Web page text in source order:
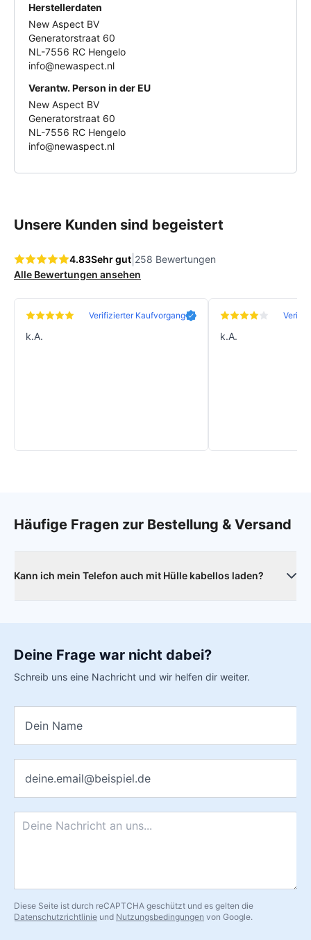
Schütze, was Dir wichtig ist - entdecke jetzt das
vielfältige Sortiment von Mobilize und finde das
perfekte Zubehör für Dein Smartphone. Verlass Dich
auf Qualität, die den Unterschied macht!
Herstellerdaten
New Aspect BV
Generatorstraat 60
NL-7556 RC Hengelo
info@newaspect.nl
Verantw. Person in der EU
New Aspect BV
Generatorstraat 60
NL-7556 RC Hengelo
info@newaspect.nl
Unsere Kunden sind begeistert
4.83Sehr gut 258 Bewertungen
Alle Bewertungen ansehen
Verifizierter Kaufvorgang
k.A. k.A.
Häufige Fragen zur Bestellung & Versand
Kann ich mein Telefon auch mit Hülle kabellos laden?
Deine Frage war nicht dabei?
Schreib uns eine Nachricht und wir helfen dir weiter.
Nachricht*
Diese Seite ist durch reCAPTCHA geschützt und es gelten die
Datenschutzrichtlinie und Nutzungsbedingungen von Google.